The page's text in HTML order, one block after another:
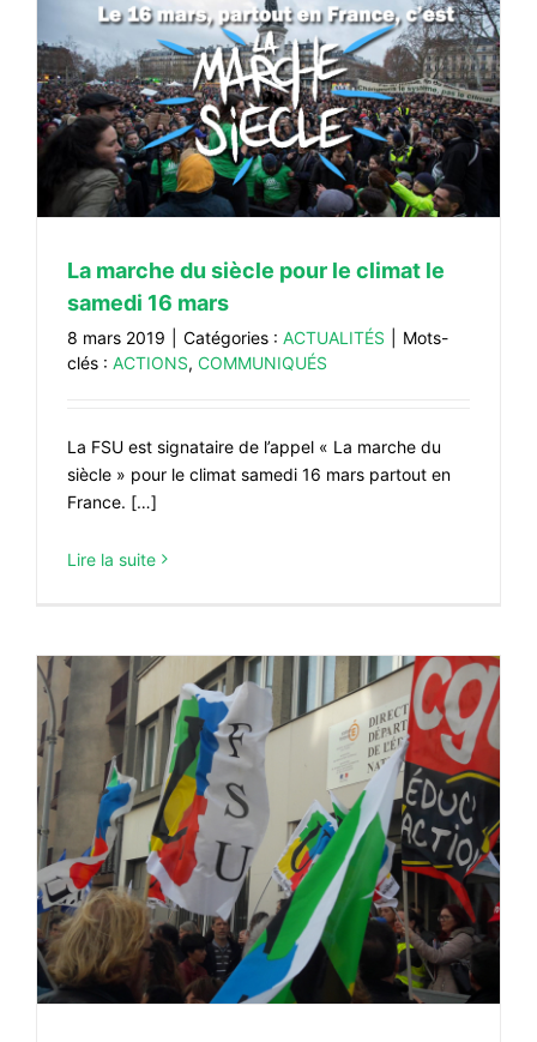
La marche du siècle pour le climat le
samedi 16 mars
8 mars 2019 Catégories : ACTUALITÉS
Mots-
clés : ACTIONS, COMMUNIQUÉS
La FSU est signataire de l’appel « La marche du
siècle » pour le climat samedi 16 mars partout en
France. […]
Lire la suite